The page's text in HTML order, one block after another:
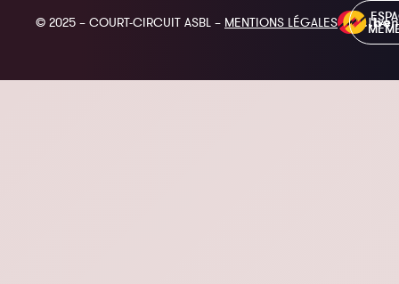
© 2025 – COURT-CIRCUIT ASBL – MENTIONS LÉGALES